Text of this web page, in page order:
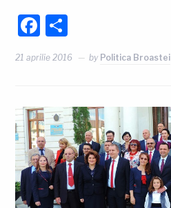
Facebook
21 aprilie 2016 by Politica Broastei